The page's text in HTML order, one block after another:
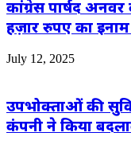
कांग्रेस पार्षद
हज़ार रुपए का
July 12, 2025
उपभोक्ताओं की
कंपनी ने किया